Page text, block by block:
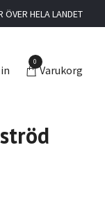
ÖVER HELA LANDET
0
Varukorg